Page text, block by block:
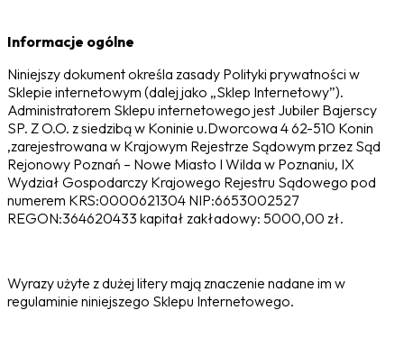
Informacje ogólne
Niniejszy dokument określa zasady Polityki prywatności w
Sklepie internetowym (dalej jako „Sklep Internetowy”).
Administratorem Sklepu internetowego jest Jubiler Bajerscy
SP. Z O.O. z siedzibą w Koninie u.Dworcowa 4 62-510 Konin
,zarejestrowana w Krajowym Rejestrze Sądowym przez Sąd
Rejonowy Poznań – Nowe Miasto I Wilda w Poznaniu, IX
Wydział Gospodarczy Krajowego Rejestru Sądowego pod
numerem KRS:0000621304 NIP:6653002527
REGON:364620433 kapitał zakładowy: 5000,00 zł.
Wyrazy użyte z dużej litery mają znaczenie nadane im w
regulaminie niniejszego Sklepu Internetowego.